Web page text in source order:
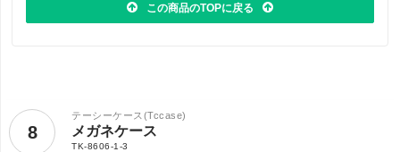
この商品のTOPに戻る
8
テーシーケース(Tccase)
メガネケース
TK-8606-1-3